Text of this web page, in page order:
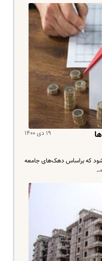
۱۹ دی ۱۴۰۰
درصد محاسبه می‌شود که براساس دهک‌های جامعه